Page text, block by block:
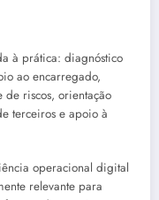
à prática: diagnóstico
ao encarregado,
de riscos, orientação
terceiros e apoio à
operacional digital
relevante para